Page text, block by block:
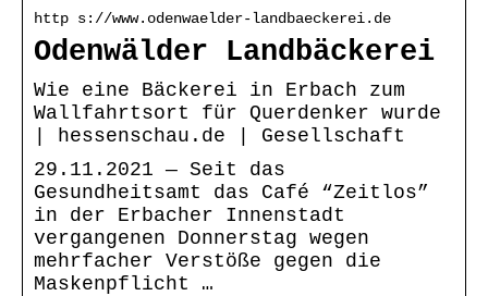
http s://www.odenwaelder-landbaeckerei.de
Odenwälder Landbäckerei
Wie eine Bäckerei in Erbach zum
Wallfahrtsort für Querdenker wurde
| hessenschau.de | Gesellschaft
29.11.2021 — Seit das
Gesundheitsamt das Café “Zeitlos”
in der Erbacher Innenstadt
vergangenen Donnerstag wegen
mehrfacher Verstöße gegen die
Maskenpflicht …